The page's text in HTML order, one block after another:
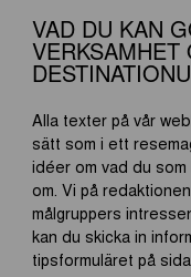
VAD DU KAN
VERKSAMHET
Alla texter på vår
sätt som i ett
idéer om vad du
om. Vi på
målgruppers
kan du skicka in
tipsformuläret på